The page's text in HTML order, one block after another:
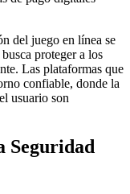
del juego en línea se
proteger a los
Las plataformas que
confiable, donde la
usuario son
Seguridad